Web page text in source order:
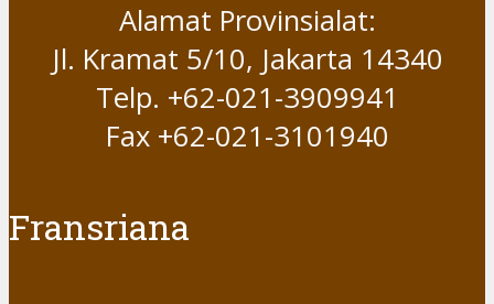
Alamat Provinsialat:
Jl. Kramat 5/10, Jakarta 14340
Telp. +62-021-3909941
Fax +62-021-3101940
Fransriana